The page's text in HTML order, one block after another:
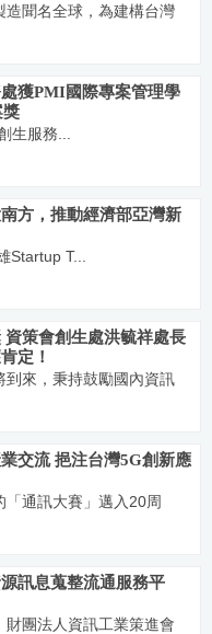
造聞名全球，為建構台灣
獲PMI國際專案管理學
獎
生服務...
方，推動經濟部亞灣新
Startup T...
策會創生處洪毓祥處長
定！
到來，秉持鼓勵國內資訊
交流 挹注台灣5G創新應
「通訊大賽」邁入20周
訊息蒐整流通服務平
財團法人資訊工業策進會